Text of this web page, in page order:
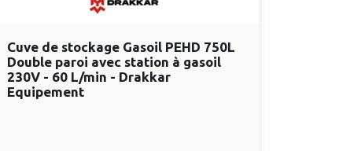
Cuve de stockage Gasoil PEHD 750L
Double paroi avec station à gasoil
230V - 60 L/min - Drakkar
Equipement